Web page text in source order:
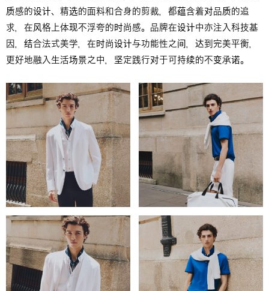
质感的设计、精选的面料和合身的剪裁，都蕴含着对品质的追
求，在风格上体现不浮夸的时尚感。品牌在设计中亦注入科技基
因，结合法式美学，在时尚设计与功能性之间，达到完美平衡，
更好地融入生活场景之中，坚定践行对于可持续的不变承诺。